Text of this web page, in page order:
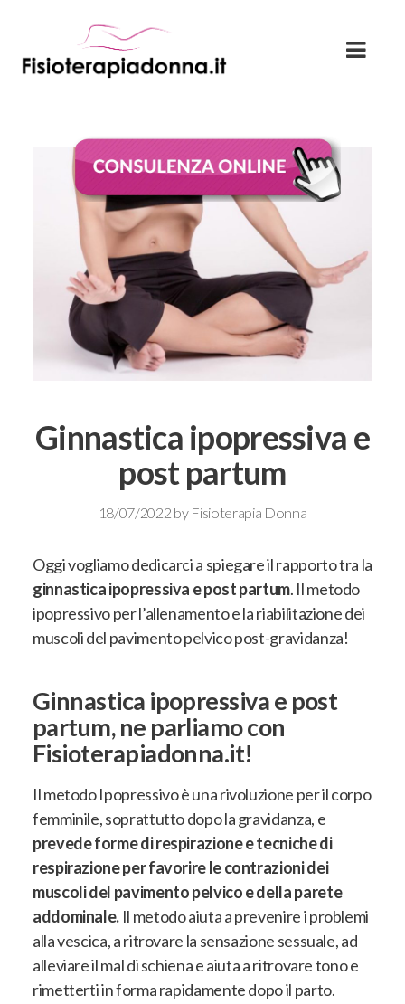
Ginnastica ipopressiva e
post partum
18/07/2022 by Fisioterapia Donna
Oggi vogliamo dedicarci a spiegare il rapporto tra la
ginnastica ipopressiva e post partum. Il metodo
ipopressivo per l’allenamento e la riabilitazione dei
muscoli del pavimento pelvico post-gravidanza!
Ginnastica ipopressiva e post
partum, ne parliamo con
Fisioterapiadonna.it!
Il metodo Ipopressivo è una rivoluzione per il corpo
femminile, soprattutto dopo la gravidanza, e
prevede forme di respirazione e tecniche di
respirazione per favorire le contrazioni dei
muscoli del pavimento pelvico e della parete
addominale. Il metodoaiuta a prevenire i problemi
alla vescica, a ritrovare la sensazione sessuale, ad
alleviare il mal di schiena e aiuta a ritrovare tono e
rimetterti in forma rapidamente dopo il parto.